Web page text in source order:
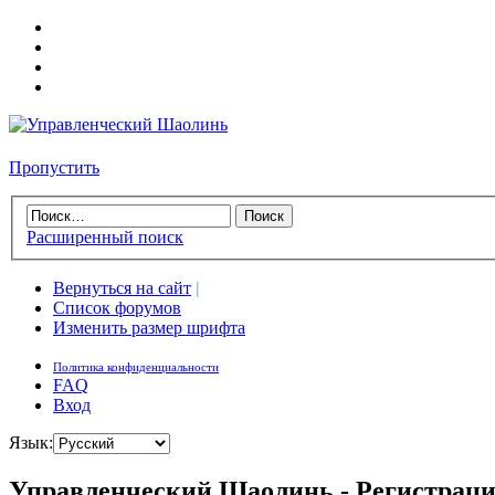
Пропустить
Расширенный поиск
Вернуться на сайт |
Список форумов
Изменить размер шрифта
Политика конфиденциальности
FAQ
Вход
Язык: